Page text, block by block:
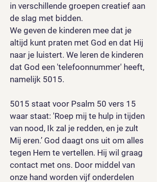
in verschillende groepen creatief aan
de slag met bidden.
We geven de kinderen mee dat je
altijd kunt praten met God en dat Hij
naar je luistert. We leren de kinderen
dat God een 'telefoonnummer' heeft,
namelijk 5015.
5015 staat voor Psalm 50 vers 15
waar staat: 'Roep mij te hulp in tijden
van nood, Ik zal je redden, en je zult
Mij eren.’ God daagt ons uit om alles
tegen Hem te vertellen. Hij wil graag
contact met ons. Door middel van
onze hand worden vijf onderdelen